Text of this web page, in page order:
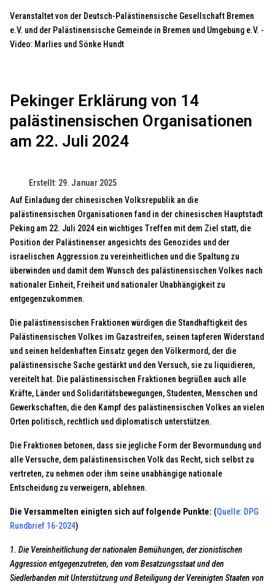
Veranstaltet von der Deutsch-Palästinensische Gesellschaft Bremen
e.V. und der Palästinensische Gemeinde in Bremen und Umgebung e.V. -
Video: Marlies und Sönke Hundt
Pekinger Erklärung von 14
palästinensischen Organisationen
am 22. Juli 2024
Erstellt: 29. Januar 2025
Auf Einladung der chinesischen Volksrepublik an die
palästinensischen Organisationen fand in der chinesischen Hauptstadt
Peking am 22. Juli 2024 ein wichtiges Treffen mit dem Ziel statt, die
Position der Palästinenser angesichts des Genozides und der
israelischen Aggression zu vereinheitlichen und die Spaltung zu
überwinden und damit dem Wunsch des palästinensischen Volkes nach
nationaler Einheit, Freiheit und nationaler Unabhängigkeit zu
entgegenzukommen.
Die palästinensischen Fraktionen würdigen die Standhaftigkeit des
Palästinensischen Volkes im Gazastreifen, seinen tapferen Widerstand
und seinen heldenhaften Einsatz gegen den Völkermord, der die
palästinensische Sache gestärkt und den Versuch, sie zu liquidieren,
vereitelt hat. Die palästinensischen Fraktionen begrüßen auch alle
Kräfte, Länder und Solidaritätsbewegungen, Studenten, Menschen und
Gewerkschaften, die den Kampf des palästinensischen Volkes an vielen
Orten politisch, rechtlich und diplomatisch unterstützen.
Die Fraktionen betonen, dass sie jegliche Form der Bevormundung und
alle Versuche, dem palästinensischen Volk das Recht, sich selbst zu
vertreten, zu nehmen oder ihm seine unabhängige nationale
Entscheidung zu verweigern, ablehnen.
Die Versammelten einigten sich auf folgende Punkte: (Quelle: DPG
Rundbrief 16-2024)
1. Die Vereinheitlichung der nationalen Bemühungen, der zionistischen
Aggression entgegenzutreten, den vom Besatzungsstaat und den
Siedlerbanden mit Unterstützung und Beteiligung der Vereinigten Staaten von